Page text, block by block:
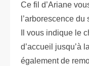
Ce fil d’Ariane
l’arborescence du
Il vous indique le
d’accueil jusqu’à
également de